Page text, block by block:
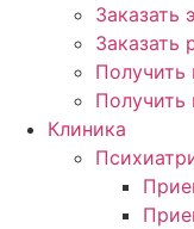
Заказать
Заказать
Получить
Клиника